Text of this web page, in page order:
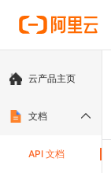
云产品主页
文档
API 文档